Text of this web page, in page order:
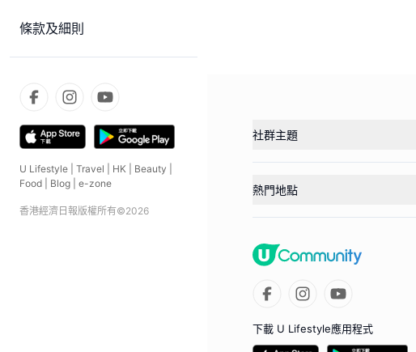
條款及細則
U Lifestyle Travel HK Beauty
Food
Blog e-zone
香港經濟日報版權所有©2026
社群主題
熱門地點
下載 U Lifestyle應用程式